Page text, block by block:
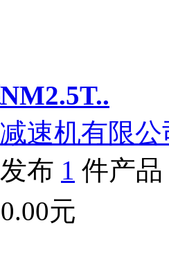
速机有限公
布 1 件产品
元